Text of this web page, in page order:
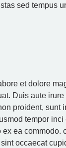
sed tempus
et dolore
Duis aute
proident, sunt
tempor
ea commodo.
occaecat